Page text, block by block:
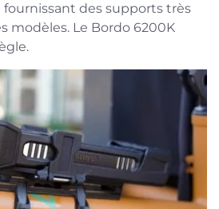
des supports très
modèles. Le Bordo 6200K